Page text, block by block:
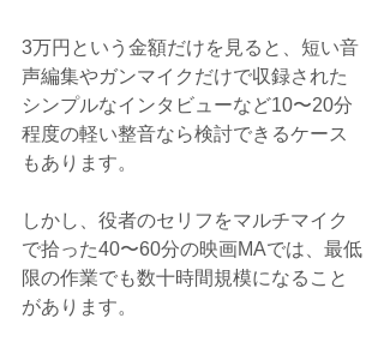
3万円という金額だけを見ると、短い音
声編集やガンマイクだけで収録された
シンプルなインタビューなど10〜20分
程度の軽い整音なら検討できるケース
もあります。
しかし、役者のセリフをマルチマイク
で拾った40〜60分の映画MAでは、最低
限の作業でも数十時間規模になること
があります。